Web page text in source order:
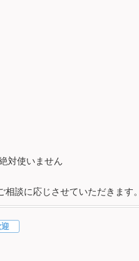
対使いません
相談に応じさせていただきます